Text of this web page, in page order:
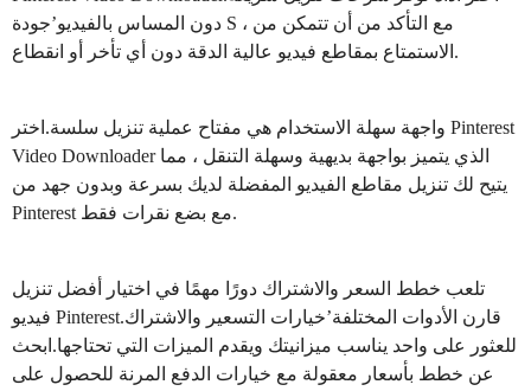
دون المساس بالفيديو’جودة S ، مع التأكد من أن تتمكن من
الاستمتاع بمقاطع فيديو عالية الدقة دون أي تأخر أو انقطاع.
واجهة سهلة الاستخدام هي مفتاح عملية تنزيل سلسة.اختر Pinterest
Video Downloader الذي يتميز بواجهة بديهية وسهلة التنقل ، مما
يتيح لك تنزيل مقاطع الفيديو المفضلة لديك بسرعة وبدون جهد من
Pinterest مع بضع نقرات فقط.
تلعب خطط السعر والاشتراك دورًا مهمًا في اختيار أفضل تنزيل
فيديو Pinterest.قارن الأدوات المختلفة’خيارات التسعير والاشتراك
للعثور على واحد يناسب ميزانيتك ويقدم الميزات التي تحتاجها.ابحث
عن خطط بأسعار معقولة مع خيارات الدفع المرنة للحصول على